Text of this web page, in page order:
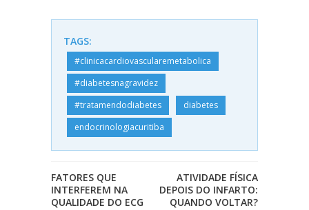
TAGS:
#clinicacardiovascularemetabolica
#diabetesnagravidez
#tratamendodiabetes
diabetes
endocrinologiacuritiba
FATORES QUE
INTERFEREM NA
QUALIDADE DO ECG
ATIVIDADE FÍSICA
DEPOIS DO INFARTO:
QUANDO VOLTAR?